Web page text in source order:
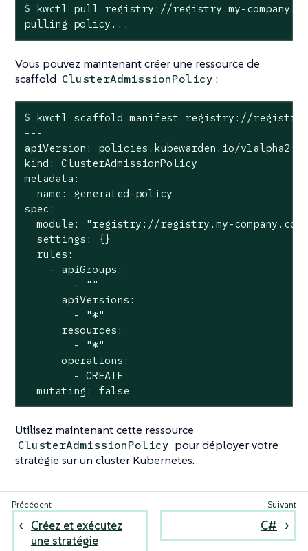
$ kwctl pull registry://registry.my-
pulling policy...
Vous pouvez maintenant créer une ressource de
scaffold ClusterAdmissionPolicy :
$ kwctl scaffold manifest registry://
---
apiVersion: policies.kubewarden.io/v1alpha2
kind: ClusterAdmissionPolicy
metadata:
  name: generated-policy
spec:
module: "registry://registry.my-
  settings: {}
  rules:
    - apiGroups:
        - ""
      apiVersions:
        - "*"
      resources:
        - "*"
      operations:
        - CREATE
  mutating: false
Utilisez maintenant cette ressource
ClusterAdmissionPolicy pour déployer votre
stratégie sur un cluster Kubernetes.
Créez et exécutez
une stratégie
C#